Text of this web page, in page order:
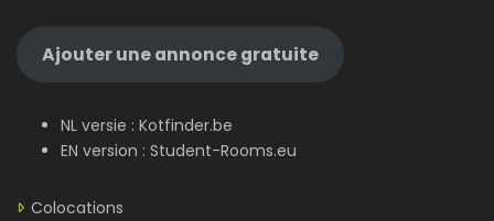
Ajouter une annonce gratuite
NL versie : Kotfinder.be
EN version : Student-Rooms.eu
Colocations